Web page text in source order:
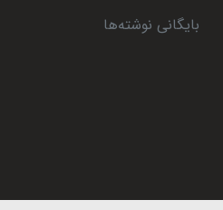
بایگانی نوشته‌ها